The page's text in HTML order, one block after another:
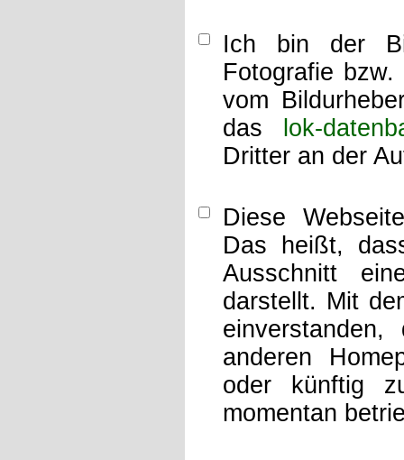
Ich bin der
Fotografie
vom
das
lok-
Dritter an der
Diese
Das heißt,
Ausschnitt
darstellt. Mit
anderen
oder künftig
momentan